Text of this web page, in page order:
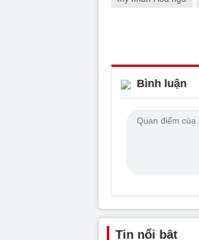
Bình luận
Tin nổi bật